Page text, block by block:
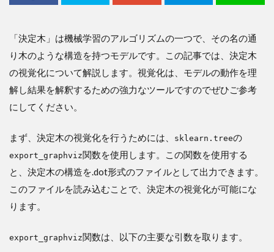
「決定木」は機械学習のアルゴリズムの一つで、その名の通
り木のような構造を持つモデルです。この記事では、決定木
の視覚化について解説します。視覚化は、モデルの動作を理
解し結果を解釈するための強力なツールですのでぜひご参考
にしてください。
まず、決定木の視覚化を行うためには、 sklearn.treeの
export_graphviz関数を使用します。この関数を使用する
と、決定木の構造を.dot形式のファイルとして出力できます。
このファイルを読み込むことで、決定木の視覚化が可能にな
ります。
export_graphviz関数は、以下の主要な引数を取ります。